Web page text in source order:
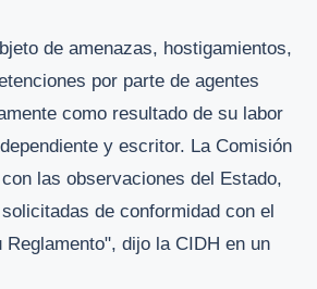
de amenazas, hostigamientos,
por parte de agentes
como resultado de su labor
y escritor. La Comisión
las observaciones del Estado,
de conformidad con el
dijo la CIDH en un